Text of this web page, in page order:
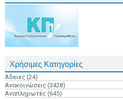
Χρήσιμες Κατηγορίες
Άδειες (24)
Ανακοινώσεις (3428)
Αναπληρωτές (645)